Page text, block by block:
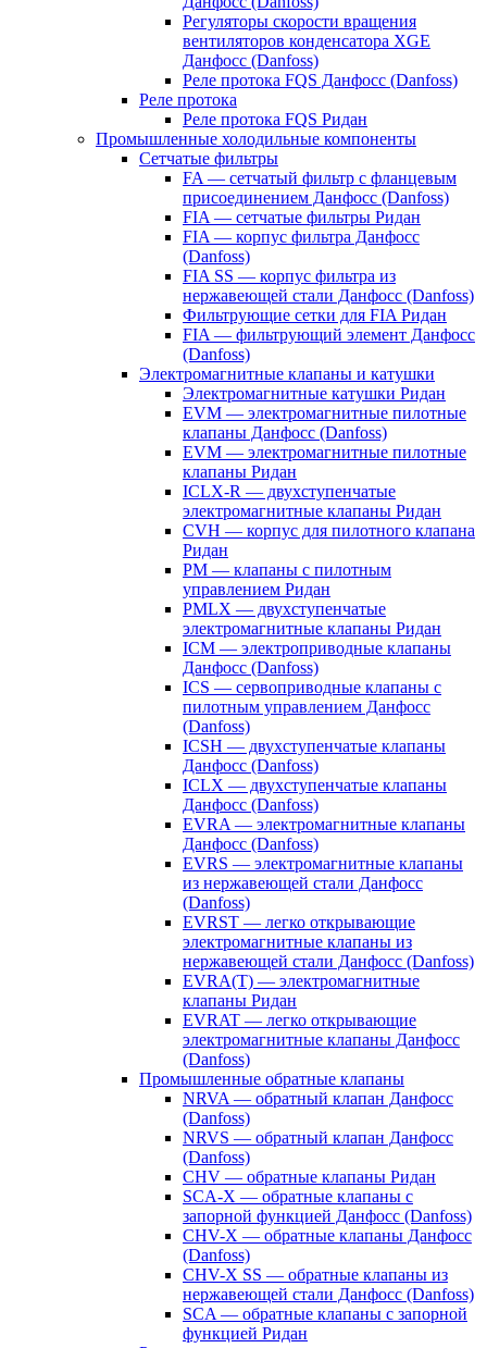
Регуляторы скорости вращения
вентиляторов конденсатора XGE
Данфосс (Danfoss)
Реле протока FQS Данфосс (Danfoss)
Реле протока
Реле протока FQS Ридан
Промышленные холодильные компоненты
Сетчатые фильтры
FA — сетчатый фильтр с фланцевым
присоединением Данфосс (Danfoss)
FIA — сетчатые фильтры Ридан
FIA — корпус фильтра Данфосс
(Danfoss)
FIA SS — корпус фильтра из
нержавеющей стали Данфосс (Danfoss)
Фильтрующие сетки для FIA Ридан
FIA — фильтрующий элемент Данфосс
(Danfoss)
Электромагнитные клапаны и катушки
Электромагнитные катушки Ридан
EVM — электромагнитные пилотные
клапаны Данфосс (Danfoss)
EVM — электромагнитные пилотные
клапаны Ридан
ICLX-R — двухступенчатые
электромагнитные клапаны Ридан
CVH — корпус для пилотного клапана
Ридан
PM — клапаны с пилотным
управлением Ридан
PMLX — двухступенчатые
электромагнитные клапаны Ридан
ICM — электроприводные клапаны
Данфосс (Danfoss)
ICS — сервоприводные клапаны с
пилотным управлением Данфосс
(Danfoss)
ICSH — двухступенчатые клапаны
Данфосс (Danfoss)
ICLX — двухступенчатые клапаны
Данфосс (Danfoss)
EVRA — электромагнитные клапаны
Данфосс (Danfoss)
EVRS — электромагнитные клапаны
из нержавеющей стали Данфосс
(Danfoss)
EVRST — легко открывающие
электромагнитные клапаны из
нержавеющей стали Данфосс (Danfoss)
EVRA(T) — электромагнитные
клапаны Ридан
EVRAT — легко открывающие
электромагнитные клапаны Данфосс
(Danfoss)
Промышленные обратные клапаны
NRVA — обратный клапан Данфосс
(Danfoss)
NRVS — обратный клапан Данфосс
(Danfoss)
CHV — обратные клапаны Ридан
SCA-X — обратные клапаны с
запорной функцией Данфосс (Danfoss)
CHV-X — обратные клапаны Данфосс
(Danfoss)
CHV-X SS — обратные клапаны из
нержавеющей стали Данфосс (Danfoss)
SCA — обратные клапаны с запорной
функцией Ридан